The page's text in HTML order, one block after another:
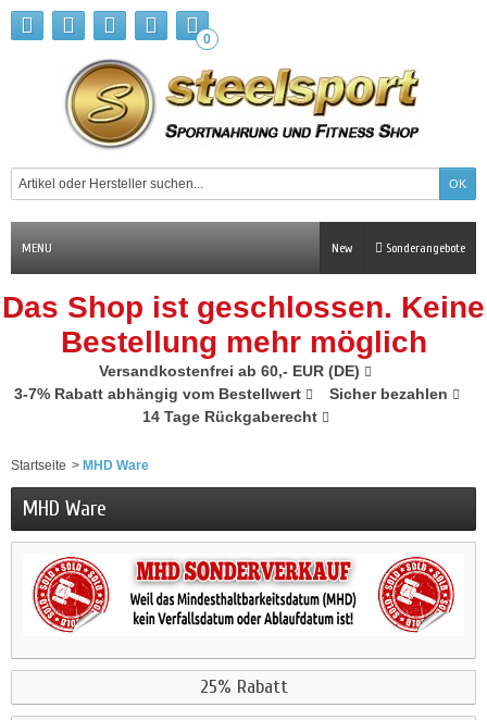
0
MENU Sonderangebote
New
Das Shop ist geschlossen. Keine
Bestellung mehr möglich
Versandkostenfrei ab 60,- EUR (DE)
3-7% Rabatt abhängig vom Bestellwert
Sicher bezahlen
14 Tage Rückgaberecht
Startseite > MHD Ware
MHD Ware
25% Rabatt